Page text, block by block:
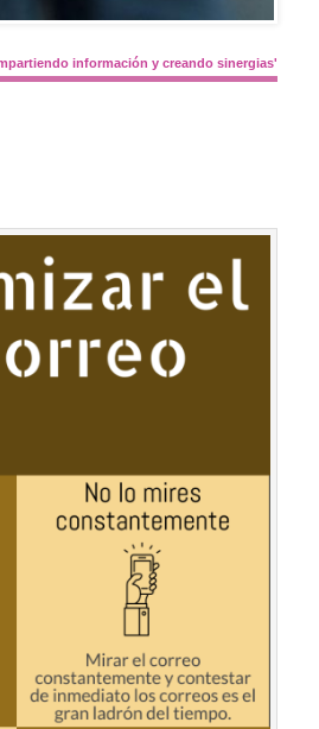
información y creando sinergias'